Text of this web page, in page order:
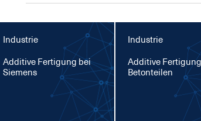
Industrie
Ad­di­ti­ve Fer­ti­gung bei
Sie­mens
Industrie
Ad­di­ti­ve
Be­ton­tei­len